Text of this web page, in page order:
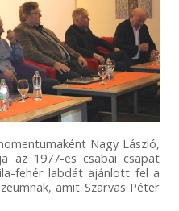
Nagy László,
az 1977-es csabai csapat
fehér labdát ajánlott fel a
amit Szarvas Péter